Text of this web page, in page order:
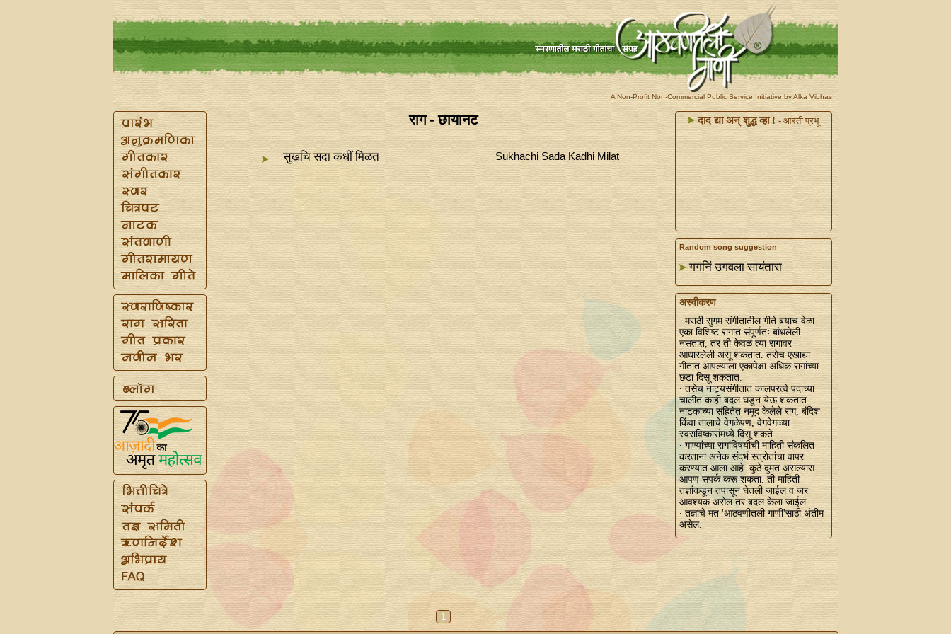
A Non-Profit Non-Commercial Public Service Initiative by Alka Vibhas
राग - छायानट
सुखचि सदा कधीं मिळत Sukhachi Sada Kadhi Milat
दाद द्या अन्‌ शुद्ध व्हा ! - आरती प्रभू
Random song suggestion
गगनिं उगवला सायंतारा
अस्वीकरण
∙ मराठी सुगम संगीतातील गीते बर्‍याच वेळा
एका विशिष्ट रागात संपूर्णतः बांधलेली
नसतात, तर ती केवळ त्या रागावर
आधारलेली असू शकतात. तसेच एखाद्या
गीतात आपल्याला एकापेक्षा अधिक रागांच्या
छटा दिसू शकतात.
∙ तसेच नाट्यसंगीतात कालपरत्वे पदाच्या
चालीत काही बदल घडून येऊ शकतात.
नाटकाच्या संहितेत नमूद केलेले राग, बंदिश
किंवा तालाचे वेगळेपण, वेगवेगळ्या
स्वराविष्कारांमध्ये दिसू शकते.
∙ गाण्यांच्या रागांविषयीची माहिती संकलित
करताना अनेक संदर्भ स्‍त्रोतांचा वापर
करण्यात आला आहे. कुठे दुमत असल्यास
आपण संपर्क करू शकता. ती माहिती
तज्ञांकडून तपासून घेतली जाईल व जर
आवश्यक असेल तर बदल केला जाईल.
∙ तज्ञांचे मत 'आठवणीतली गाणी'साठी अंतीम
असेल.